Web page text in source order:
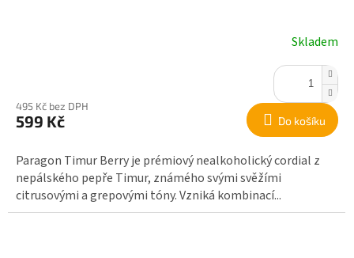
Skladem
495 Kč bez DPH
599 Kč Do košíku
Paragon Timur Berry je prémiový nealkoholický cordial z
nepálského pepře Timur, známého svými svěžími
citrusovými a grepovými tóny. Vzniká kombinací...